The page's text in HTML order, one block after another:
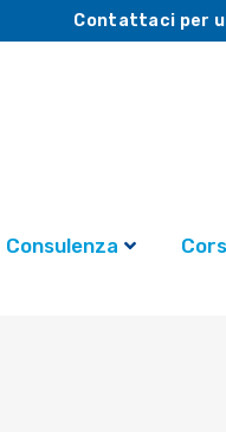
Contattaci per
Consulenza